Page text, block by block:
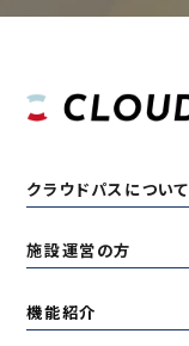
クラウドパスについて
施設運営の方
機能紹介